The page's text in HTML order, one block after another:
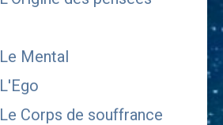
Le Mental
Le Corps de souffrance